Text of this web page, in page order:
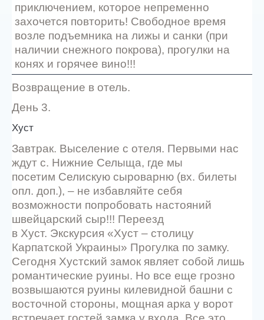
приключением, которое непременно
захочется повторить! Свободное время
возле подъемника на лижы и санки (при
наличии снежного покрова), прогулки на
конях и горячее вино!!!
Возвращение в отель.
День 3.
Хуст
Завтрак. Выселение с отеля. Первыми нас
ждут с. Нижние Селыща, где мы
посетим Селискую сыроварню (вх. билеты
опл. доп.), – не избавляйте себя
возможности попробовать настояний
швейцарский сыр!!! Переезд
в Хуст. Экскурсия «Хуст – столицу
Карпатской Украины» Прогулка по замку.
Сегодня Хустский замок являет собой лишь
романтические руины. Но все еще грозно
возвышаются руины килевидной башни с
восточной стороны, мощная арка у ворот